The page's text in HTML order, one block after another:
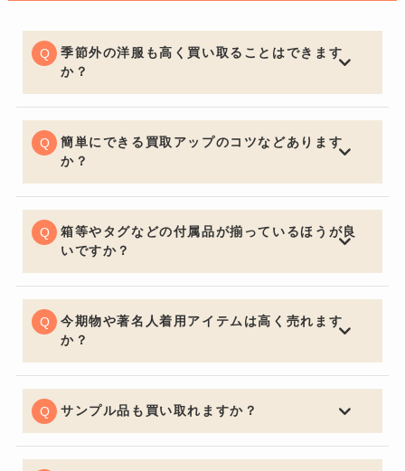
季節外の洋服も高く買い取ることはできます
か？
一般的な買取店ではオフシーズンアイテムは大幅な減額
となる場合がございますが、BETTER CALL BROSKIで
は季節問わず精一杯の価格でお買取りさせていただきま
す。
簡単にできる買取アップのコツなどあります
か？
お買取りの前に多少お手入れしておくと良いでしょう。
いくら流行の品やブランド品であっても、汚れていると
査定額は下がってしまいます。見た目はとても大切なポ
イントです。
箱等やタグなどの付属品が揃っているほうが良
いですか？
購入する側の気持ちになるとやはり保証書・証明書やバ
ッグの場合は保管用の布袋など付属品があると信頼性も
上がり査定額アップの重要ポイントになります。
今期物や著名人着用アイテムは高く売れます
か？
中古市場で大事なのは流通量が関係し特に今期物などは
セールになっていたりすると査定額にも響くため売却を
ご検討の際は購入してからなるべく早く売るのをオスス
メ致します。著名人が身に着けているものなどは入手困
難になり需要が高く買い取り価格も高くなります。
サンプル品も買い取れますか？
喜んでお買取させていただきます。通常の査定額よりお
安くなってしまいますがサンプルか関係なしにデザイン